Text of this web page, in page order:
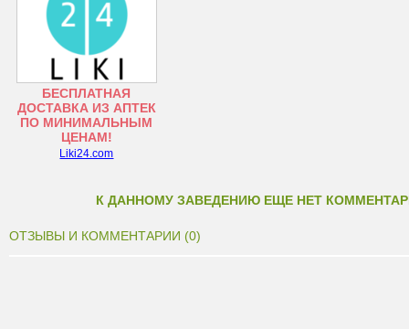
БЕСПЛАТНАЯ
ДОСТАВКА ИЗ АПТЕК
ПО МИНИМАЛЬНЫМ
ЦЕНАМ!
Liki24.com
К ДАННОМУ ЗАВЕДЕНИЮ ЕЩЕ НЕТ
ОТЗЫВЫ И КОММЕНТАРИИ (0)